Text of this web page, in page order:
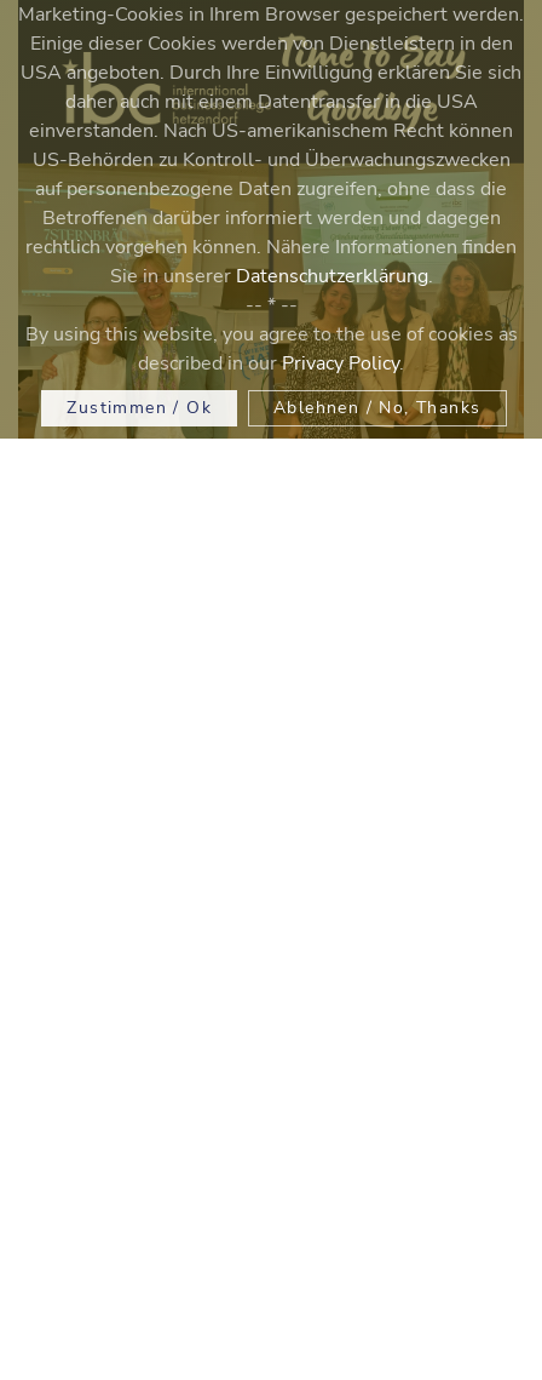
Marketing-Cookies in Ihrem Browser gespeichert werden.
Einige dieser Cookies werden von Dienstleistern in den
USA angeboten. Durch Ihre Einwilligung erklären Sie sich
daher auch mit einem Datentransfer in die USA
einverstanden. Nach US-amerikanischem Recht können
US-Behörden zu Kontroll- und Überwachungszwecken
auf personenbezogene Daten zugreifen, ohne dass die
Betroffenen darüber informiert werden und dagegen
rechtlich vorgehen können. Nähere Informationen finden
Sie in unsererDatenschutzerklärung.
-- * --
By using this website, you agree to the use of cookies as
described in ourPrivacy Policy.
Zustimmen / Ok Ablehnen / No, Thanks